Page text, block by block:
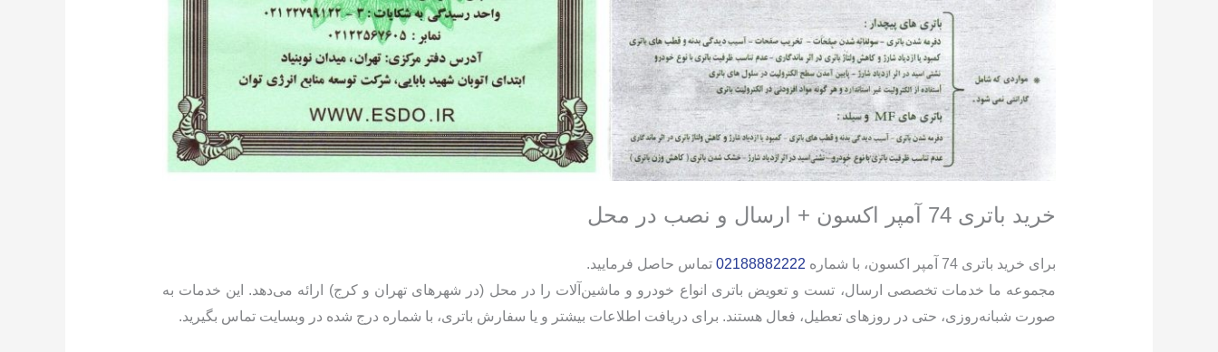
خرید باتری 74 آمپر اکسون + ارسال و نصب در محل
برای خرید باتری 74 آمپر اکسون، با شماره 02188882222تماس حاصل فرمایید.
مجموعه ما خدمات تخصصی ارسال، تست و تعویض باتری انواع خودرو و ماشین‌آلات را در محل (در شهر‌های تهران و کرج) ارائه می‌دهد. این خدمات به
صورت شبانه‌روزی، حتی در روز‌های تعطیل، فعال هستند. برای دریافت اطلاعات بیشتر و یا سفارش باتری، با شماره درج شده در وبسایت تماس بگیرید.